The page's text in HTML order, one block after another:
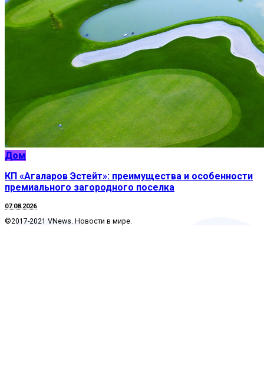
Дом
КП «Агаларов Эстейт»: преимущества и особенности
премиального загородного поселка
07.08.2026
©2017-2021 VNews. Новости в мире.